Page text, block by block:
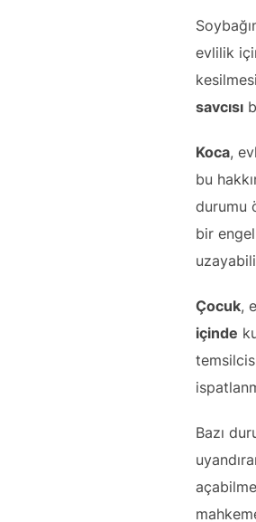
evlilik
savcısı
Koca,
bu
durumu
bir
Çocuk,
içinde
Bazı